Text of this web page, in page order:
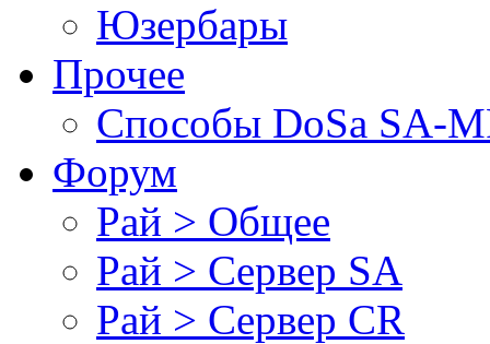
Юзербары
Прочее
Cпособы DoSа SA-
Форум
Рай > Общее
Рай > Сервер SA
Рай > Сервер CR